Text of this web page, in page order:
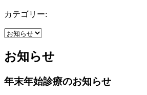
カテゴリー:
お知らせ
年末年始診療のお知らせ